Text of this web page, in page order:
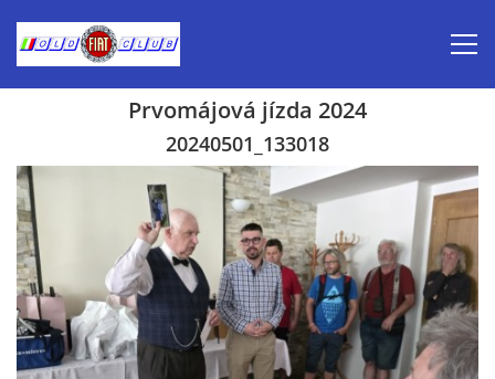
Inzerce prodej
Aktuálně-pozvánky
Kalendář veteránských akcí 2026
Prvomájová jízda 2024
20240501_133018